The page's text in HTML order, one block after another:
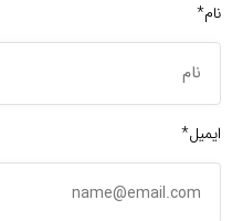
نام*
ایمیل*